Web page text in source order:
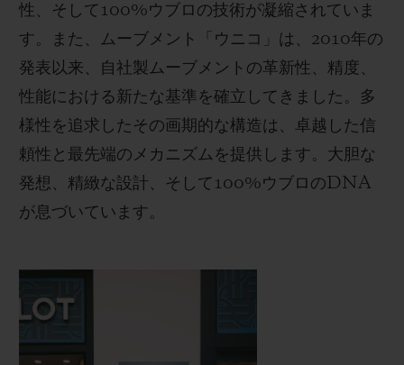
性、そして100%ウブロの技術が凝縮されていま
す。また、ムーブメント「ウニコ」は、2010年の
発表以来、自社製ムーブメントの革新性、精度、
性能における新たな基準を確立してきました。多
様性を追求したその画期的な構造は、卓越した信
頼性と最先端のメカニズムを提供します。大胆な
発想、精緻な設計、そして100%ウブロのDNA
が息づいています。